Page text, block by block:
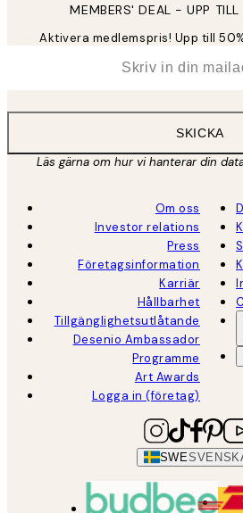
MEMBERS' DEAL - UPP
Aktivera medlemspris! Upp till
SKICKA
Läs gärna om hur vi hanterar din
Om oss
Investor relations
Press
Företagsinformation
Karriär
Hållbarhet
Tillgänglighetsutlåtande
Desenio Ambassador
Programme
Art Awards
Logga in (företag)
SWE